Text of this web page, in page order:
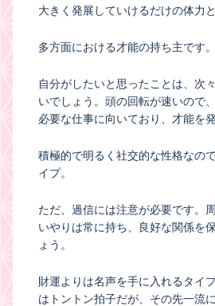
大きく発展していけるだけの体力
多方面における才能の持ち主です。
自分がしたいと思ったことは、次
いでしょう。頭の回転が速いので
必要な仕事に向いており、才能を
積極的で明るく社交的な性格なの
イプ。
ただ、過信には注意が必要です。
いやりは常に持ち、良好な関係を
ょう。
財運よりは名声を手に入れるタイ
はトントン拍子だが、その先一流